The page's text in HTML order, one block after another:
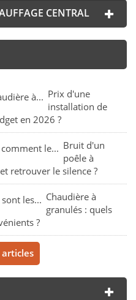
CENTRAL
Prix d'une
installation de
en 2026 ?
Bruit d'un
poêle à
retrouver le silence ?
Chaudière à
granulés : quels
?
articles